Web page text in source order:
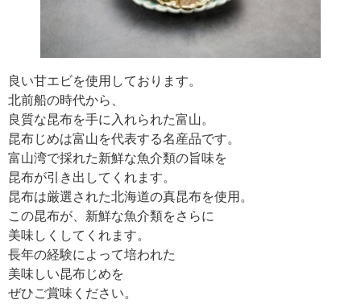
良い甘エビを使用しております。
北前船の時代から、
良質な昆布を手に入れられた富山。
昆布じめは富山を代表する名産品です。
富山湾で採れた新鮮な魚介類の旨味を
昆布が引き出してくれます。
昆布は厳選された北海道の真昆布を使用。
この昆布が、新鮮な魚介類をさらに
美味しくしてくれます。
長年の経験によって培われた
美味しい昆布じめを
ぜひご賞味ください。